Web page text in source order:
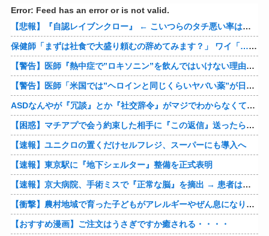
Error: Feed has an error or is not valid.
【悲報】『自認レイブンクロー』 ← こいつらのタチ悪い率は異常
保健師「まずは社食で大盛り頼むの辞めてみます？」 ワイ「…食っちゃいけないものを売ってるのか？」
【警告】医師『熱中症で”ロキソニン”を飲んではいけない理由がこれ』
【警告】医師「米国では”ヘロインと同じくらいヤバい薬”が日本では平気で処方されてる」
ASDなんやが『冗談』とか『社交辞令』がマジでわからなくて怖い
【困惑】マチアプで会う約束した相手に『この返信』送ったらブロックされたんやが…
【速報】ユニクロの置くだけセルフレジ、スーパーにも導入へ
【速報】東京駅に『地下シェルター』整備を正式表明
【速報】京大病院、手術ミスで『正常な脳』を摘出 → 患者は自発呼吸不可能な植物状態に
【衝撃】農村地域で育った子どもがアレルギーやぜん息になりにくい『農場効果』を引き起こす細菌が判明
【おすすめ漫画】ご注文はうさぎですか癒される・・・・